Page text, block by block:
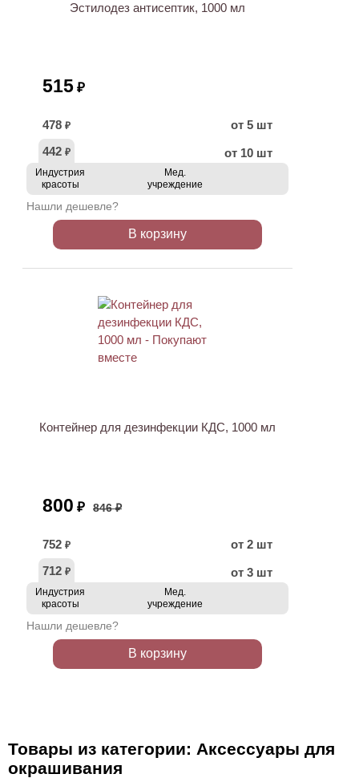
Эстилодез антисептик, 1000 мл
515 ₽
478 ₽
от 5 шт
442 ₽ от 10 шт
Индустрия
красоты
Мед.
учреждение
Нашли дешевле?
В корзину
Контейнер для дезинфекции КДС, 1000 мл
800 ₽ 846 ₽
752 ₽
от 2 шт
712 ₽ от 3 шт
Индустрия
красоты
Мед.
учреждение
Нашли дешевле?
В корзину
Товары из категории: Аксессуары для
окрашивания